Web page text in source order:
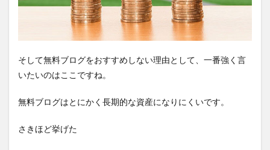
そして無料ブログをおすすめしない理由として、一番強く言
いたいのはここですね。
無料ブログはとにかく長期的な資産になりにくいです。
さきほど挙げた